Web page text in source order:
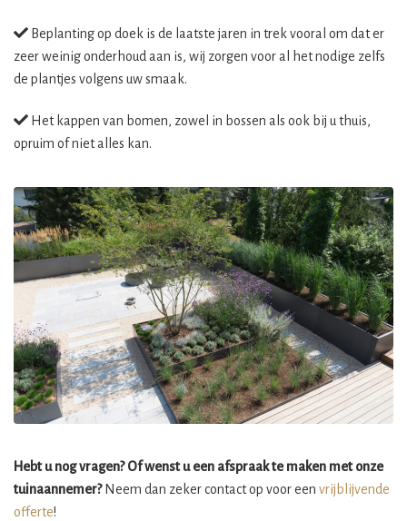
Beplanting op doek is de laatste jaren in trek vooral om dat er
zeer weinig onderhoud aan is, wij zorgen voor al het nodige zelfs
de plantjes volgens uw smaak.
Het kappen van bomen, zowel in bossen als ook bij u thuis,
opruim of niet alles kan.
Hebt u nog vragen? Of wenst u een afspraak te maken met onze
tuinaannemer?Neem dan zeker contact op voor een vrijblijvende
offerte!